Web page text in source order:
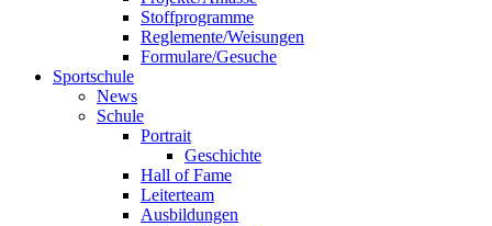
Stoffprogramme
Reglemente/Weisungen
Formulare/Gesuche
Sportschule
News
Schule
Portrait
Geschichte
Hall of Fame
Leiterteam
Ausbildungen